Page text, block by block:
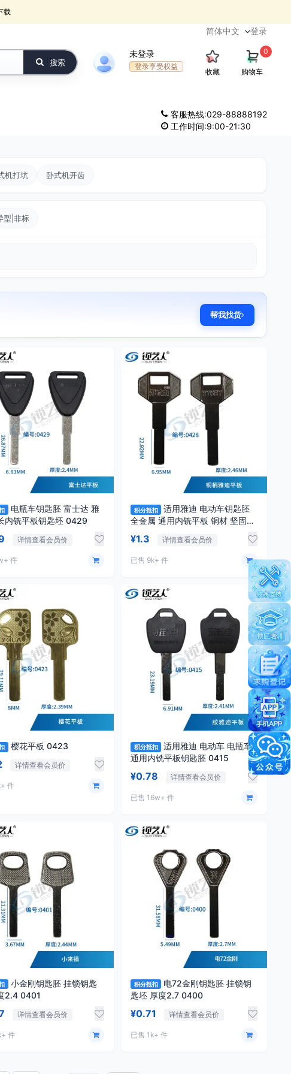
载
登录
搜索
未登录
登录享受权益
收藏 购物车
0
客服热线:029-88888192
工作时间:9:00-21:30
机打坑 卧式机开齿
型|非标
帮我找货
电瓶车钥匙胚 富士达 雅
迪 加长内铣平板钥匙坯 0429
详情查看会员价
件
积分抵扣
适用雅迪 电动车钥匙胚
全金属 通用内铣平板 铜材 坚固耐
¥1.3 详情查看会员价
已售 9k+ 件
樱花平板 0423
详情查看会员价
件
积分抵扣
适用雅迪 电动车 电瓶车
通用内铣平板钥匙胚 0415
¥0.78 详情查看会员价
已售 16w+ 件
小金刚钥匙胚 挂锁钥匙
坯 厚度2.4 0401
详情查看会员价
件
积分抵扣
电72金刚钥匙胚 挂锁钥
匙坯 厚度2.7 0400
¥0.71 详情查看会员价
已售 1k+ 件